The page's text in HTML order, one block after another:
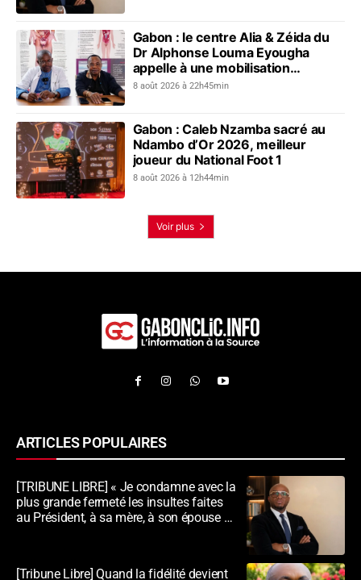
Gabon : le centre Alia & Zéida du
Dr Alphonse Louma Eyougha
appelle à une mobilisation
collective contre les addictions
8 août 2026 à 22h45min
Gabon : Caleb Nzamba sacré au
Ndambo d’Or 2026, meilleur
joueur du National Foot 1
8 août 2026 à 12h44min
Voir plus
ARTICLES POPULAIRES
[TRIBUNE LIBRE] « Je condamne avec la
plus grande fermeté les insultes faites
au Président, à sa mère, à son épouse et
[Tribune Libre] Quand la fidélité devient